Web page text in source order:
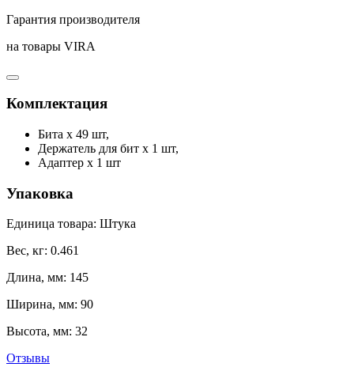
Гарантия производителя
на товары VIRA
Комплектация
Бита х 49 шт,
Держатель для бит х 1 шт,
Адаптер х 1 шт
Упаковка
Единица товара: Штука
Вес, кг: 0.461
Длина, мм: 145
Ширина, мм: 90
Высота, мм: 32
Отзывы